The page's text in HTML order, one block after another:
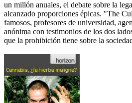
un millón anuales, el debate sobre la
alcanzado proporciones épicas. "The
famosos, profesores de universidad,
anónima con testimonios de los dos
que la prohibición tiene sobre la